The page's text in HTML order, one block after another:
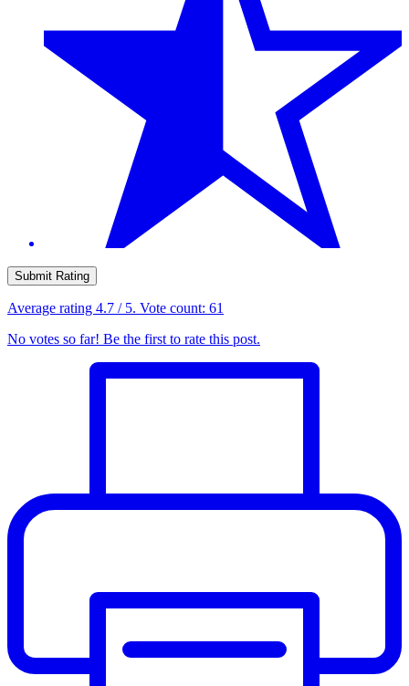
Submit Rating
Average rating 4.7 / 5. Vote count: 61
No votes so far! Be the first to rate this post.